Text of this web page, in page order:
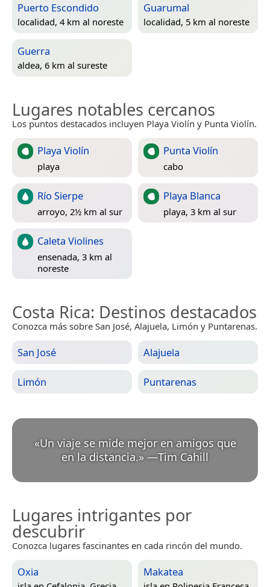
Puerto Escondido
localidad, 4 km al noreste
Guarumal
localidad, 5 km al noreste
Guerra
aldea, 6 km al sureste
Lugares notables cercanos
Los puntos destacados incluyen Playa Violín y Punta Violín.
Playa Violín
playa
Punta Violín
cabo
Río Sierpe
arroyo, 2½ km al sur
Playa Blanca
playa, 3 km al sur
Caleta Violines
ensenada, 3 km al
noreste
Costa Rica: Destinos destacados
Conozca más sobre San José, Alajuela, Limón y Puntarenas.
San José Alajuela
Limón Puntarenas
«Un viaje se mide mejor en amigos que
en la distancia.» —Tim Cahill
Lugares intrigantes por
descubrir
Conozca lugares fascinantes en cada rincón del mundo.
Oxia Makatea